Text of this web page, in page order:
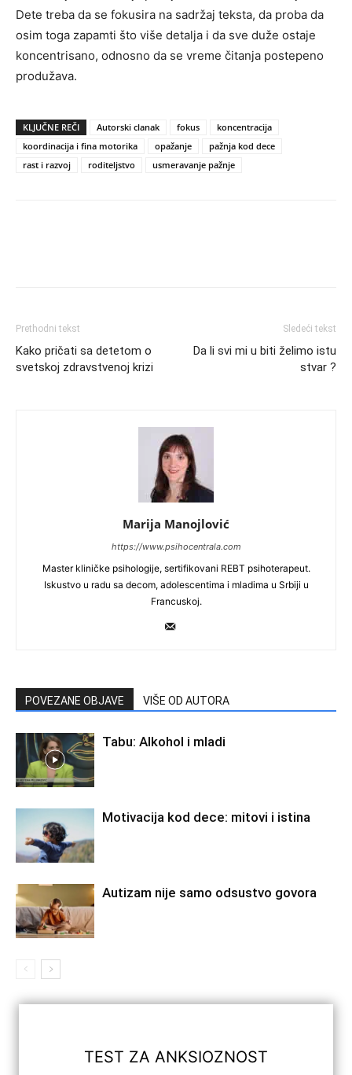
Dete treba da se fokusira na sadržaj teksta, da proba da
osim toga zapamti što više detalja i da sve duže ostaje
koncentrisano, odnosno da se vreme čitanja postepeno
produžava.
KLJUČNE REČI Autorski clanak fokus
koncentracija
koordinacija i fina motorika
opažanje
pažnja kod dece
rast i razvoj
roditeljstvo usmeravanje pažnje
Prethodni tekst
Kako pričati sa detetom o
svetskoj zdravstvenoj krizi
Sledeći tekst
Da li svi mi u biti želimo istu
stvar ?
Marija Manojlović
https://www.psihocentrala.com
Master kliničke psihologije, sertifikovani REBT psihoterapeut.
Iskustvo u radu sa decom, adolescentima i mladima u Srbiji u
Francuskoj.
POVEZANE OBJAVE VIŠE OD AUTORA
Tabu: Alkohol i mladi
Motivacija kod dece: mitovi i istina
Autizam nije samo odsustvo govora
TEST ZA ANKSIOZNOST